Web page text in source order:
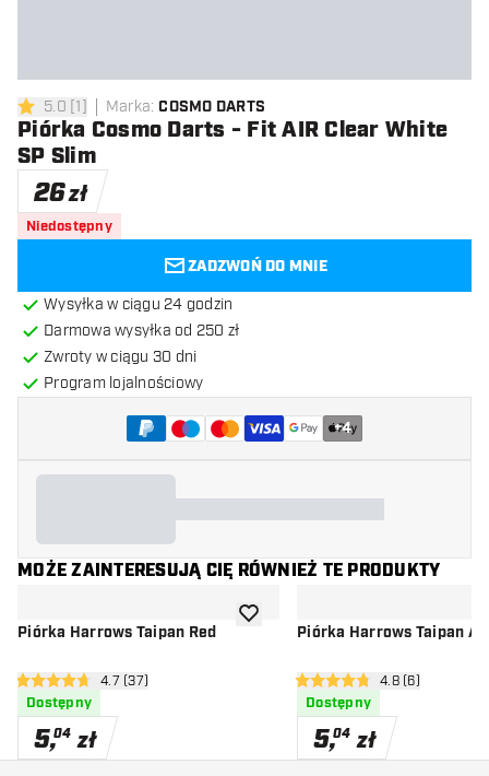
5 gwiazdki oceny
5.0 [1] Marka: COSMO DARTS
Piórka Cosmo Darts - Fit AIR Clear White
SP Slim
26zł
Niedostępny
ZADZWOŃ DO MNIE
Wysyłka w ciągu 24 godzin
Darmowa wysyłka od 250 zł
Zwroty w ciągu 30 dni
Program lojalnościowy
+4
MOŻE ZAINTERESUJĄ CIĘ RÓWNIEŻ TE PRODUKTY
Piórka Harrows Taipan Red
otwórz panel recenzji
4.7 gwiazdki oceny
4.7 (37)
Dostępny
5,04 zł
dodaj do listy życzeń
Piórka Harrows Taipan
otwórz panel
4.8 gwiazdki oceny
4.8 (6)
Dostępny
5,04 zł